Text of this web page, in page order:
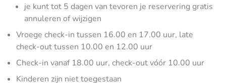
je kunt tot 5 dagen van tevoren je reservering gratis
annuleren of wijzigen
Vroege check-in tussen 16.00 en 17.00 uur, late
check-out tussen 10.00 en 12.00 uur
Check-in vanaf 18.00 uur, check-out vóór 10.00 uur
Kinderen zijn niet toegestaan